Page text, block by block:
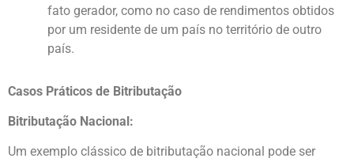
fato gerador, como no caso de rendimentos obtidos
por um residente de um país no território de outro
país.
Casos Práticos de Bitributação
Bitributação Nacional:
Um exemplo clássico de bitributação nacional pode ser